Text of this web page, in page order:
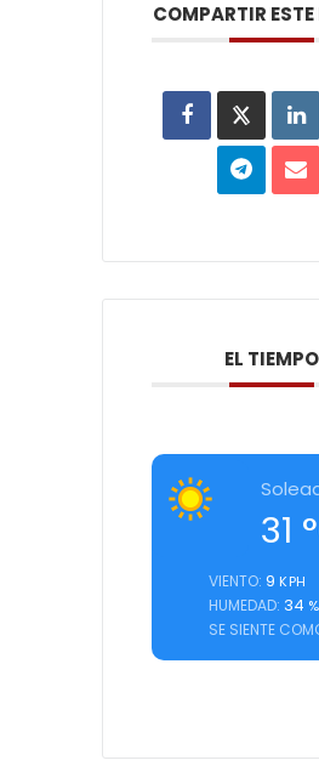
COMPARTIR ESTE
EL TIEMPO
31
VIENTO: 9 KPH
HUMEDAD: 34 %
SE SIENTE